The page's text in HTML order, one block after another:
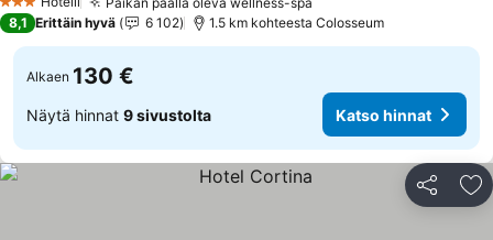
3 Tähtiluokitus
8,1 Erittäin hyvä 6 102 1.5 km kohteesta Colosseum
Alkaen 130 €
Näytä hinnat 9 sivustolta Katso hinnat
Jaa